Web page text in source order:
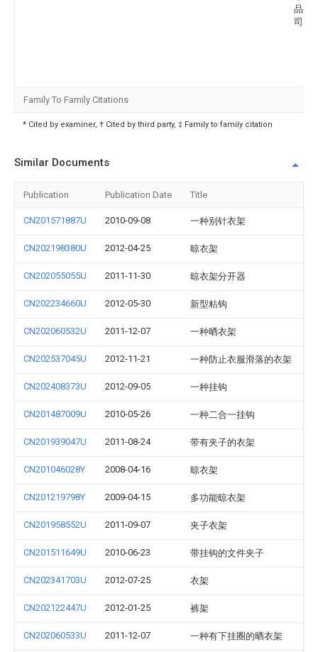
品有
司
Family To Family Citations
* Cited by examiner, † Cited by third party, ‡ Family to family citation
Similar Documents
Publication Publication Date Title
CN201571887U 2010-09-08 一种别针衣架
CN202198380U 2012-04-25 晾衣架
CN202055055U 2011-11-30 晾衣架分开器
CN202234660U 2012-05-30 新型粘钩
CN202060532U 2011-12-07 一种晒衣架
CN202537045U 2012-11-21 一种防止衣服滑落的衣架
CN202408373U 2012-09-05 一种挂钩
CN201487009U 2010-05-26 一种二合一挂钩
CN201939047U 2011-08-24 带有夹子的衣架
CN201046028Y 2008-04-16 晾衣架
CN201219798Y 2009-04-15 多功能晾衣架
CN201958552U 2011-09-07 夹子衣架
CN201511649U 2010-06-23 带挂钩的文件夹子
CN202341703U 2012-07-25 衣架
CN202122447U 2012-01-25 裤架
CN202060533U 2011-12-07 一种有下挂圈的晒衣架